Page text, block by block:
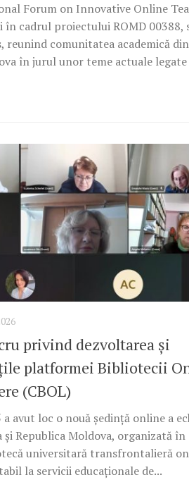
Forum on Innovative Online
în cadrul proiectului ROMD 00388,
reunind comunitatea academică
în jurul unor teme actuale legate
privind dezvoltarea și
platformei Bibliotecii
(CBOL)
avut loc o nouă ședință online a
și Republica Moldova, organizată
universitară transfrontalieră
la servicii educaționale de...